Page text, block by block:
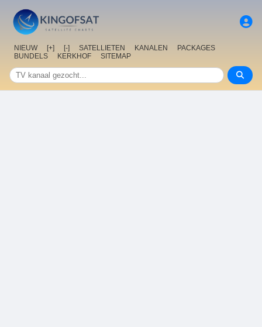
NIEUW [+] [-] SATELLIETEN KANALEN
PACKAGES
BUNDELS
KERKHOF SITEMAP